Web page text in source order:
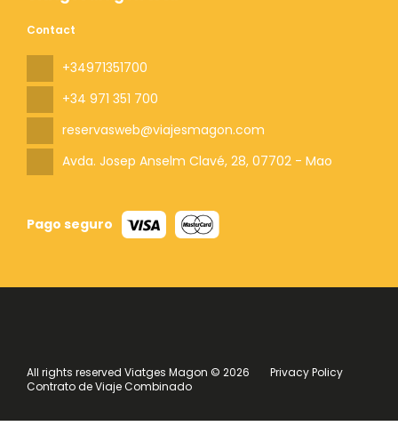
Contact
+34971351700
+34 971 351 700
reservasweb@viajesmagon.com
Avda. Josep Anselm Clavé, 28, 07702 - Mao
Pago seguro
All rights reserved Viatges Magon © 2026
Privacy Policy
Contrato de Viaje Combinado